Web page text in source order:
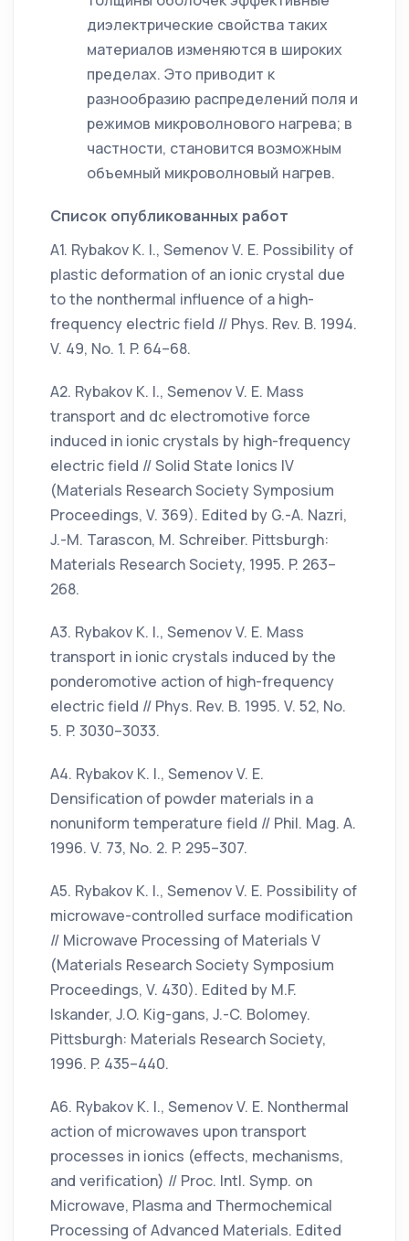
диэлектрические свойства таких
материалов изменяются в широких
пределах. Это приводит к
разнообразию распределений поля и
режимов микроволнового нагрева; в
частности, становится возможным
объемный микроволновый нагрев.
Список опубликованных работ
А1. Rybakov K. I., Semenov V. E. Possibility of
plastic deformation of an ionic crystal due
to the nonthermal influence of a high-
frequency electric field // Phys. Rev. B. 1994.
V. 49, No. 1. P. 64–68.
А2. Rybakov K. I., Semenov V. E. Mass
transport and dc electromotive force
induced in ionic crystals by high-frequency
electric field // Solid State Ionics IV
(Materials Research Society Symposium
Proceedings, V. 369). Edited by G.-A. Nazri,
J.-M. Tarascon, M. Schreiber. Pittsburgh:
Materials Research Society, 1995. P. 263–
268.
А3. Rybakov K. I., Semenov V. E. Mass
transport in ionic crystals induced by the
ponderomotive action of high-frequency
electric field // Phys. Rev. B. 1995. V. 52, No.
5. P. 3030–3033.
А4. Rybakov K. I., Semenov V. E.
Densification of powder materials in a
nonuniform temperature field // Phil. Mag. A.
1996. V. 73, No. 2. P. 295–307.
А5. Rybakov K. I., Semenov V. E. Possibility of
microwave-controlled surface modification
// Microwave Processing of Materials V
(Materials Research Society Symposium
Proceedings, V. 430). Edited by M.F.
Iskander, J.O. Kig-gans, J.-C. Bolomey.
Pittsburgh: Materials Research Society,
1996. P. 435–440.
А6. Rybakov K. I., Semenov V. E. Nonthermal
action of microwaves upon transport
processes in ionics (effects, mechanisms,
and verification) // Proc. Intl. Symp. on
Microwave, Plasma and Thermochemical
Processing of Advanced Materials. Edited